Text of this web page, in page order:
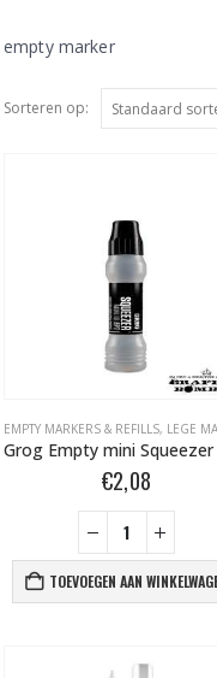
empty marker
Sorteren op:
EMPTY MARKERS & REFILLS, LEGE MARKERS + REFILLS +
€2,08
TOEVOEGEN AAN